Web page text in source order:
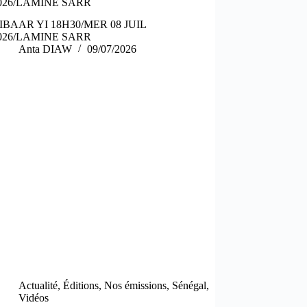
YI 18H30/MER 08 JUIL
LAMINE SARR
Anta DIAW
09/07/2026
Actualité,Éditions,Nos émissions, Sénégal,
Vidéos